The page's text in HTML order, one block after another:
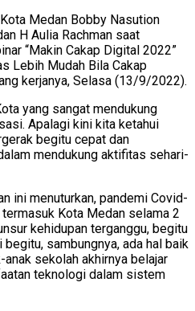
Medan Bobby Nasution
H Aulia Rachman saat
“Makin Cakap Digital 2022”
Lebih Mudah Bila Cakap
kerjanya, Selasa (13/9/2022).
yang sangat mendukung
Apalagi kini kita ketahui
begitu cepat dan
mendukung aktifitas sehari-
ini menuturkan, pandemi Covid-
Kota Medan selama 2
kehidupan terganggu, begitu
sambungnya, ada hal baik
sekolah akhirnya belajar
teknologi dalam sistem